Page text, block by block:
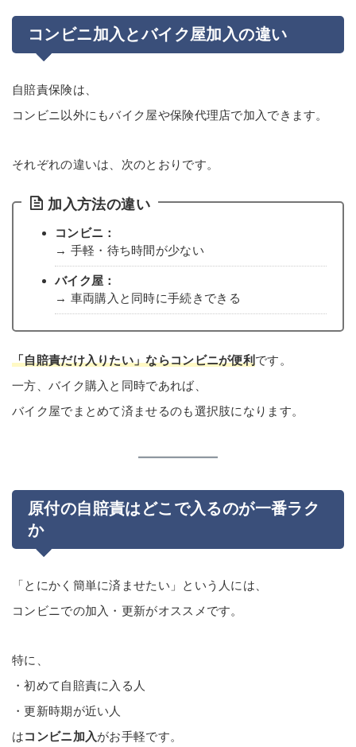
コンビニ加入とバイク屋加入の違い
自賠責保険は、
コンビニ以外にもバイク屋や保険代理店で加入できます。
それぞれの違いは、次のとおりです。
加入方法の違い
コンビニ：
→ 手軽・待ち時間が少ない
バイク屋：
→ 車両購入と同時に手続きできる
「自賠責だけ入りたい」ならコンビニが便利です。
一方、バイク購入と同時であれば、
バイク屋でまとめて済ませるのも選択肢になります。
原付の自賠責はどこで入るのが一番ラク
か
「とにかく簡単に済ませたい」という人には、
コンビニでの加入・更新がオススメです。
特に、
・初めて自賠責に入る人
・更新時期が近い人
はコンビニ加入がお手軽です。